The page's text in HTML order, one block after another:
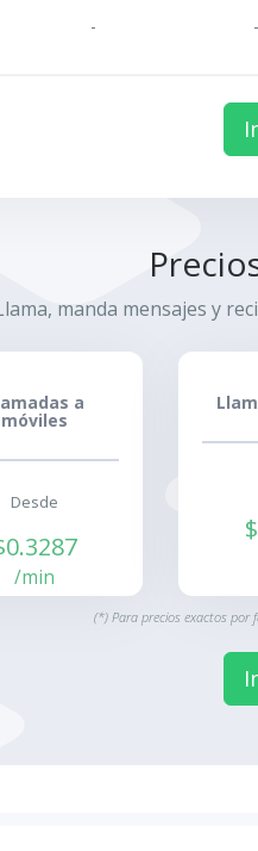
- -
manda mensajes y
a
móviles
Desde
/min
(*) Para precios exactos por